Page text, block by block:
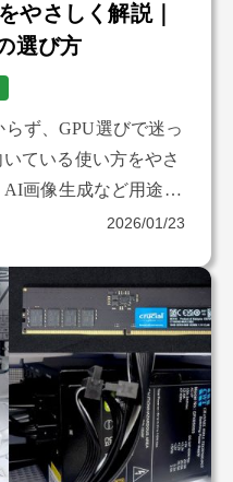
やさしく解説｜
選び方
ず、GPU選びで迷っ
ている使い方をやさ
画像生成など用途別
おきたい選び方のポイ
2026/01/23